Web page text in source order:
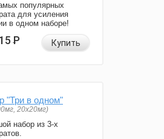
популярных
для усиления
в одном наборе!
Р Купить
"Три в одном"
20x20мг)
набор из 3-х